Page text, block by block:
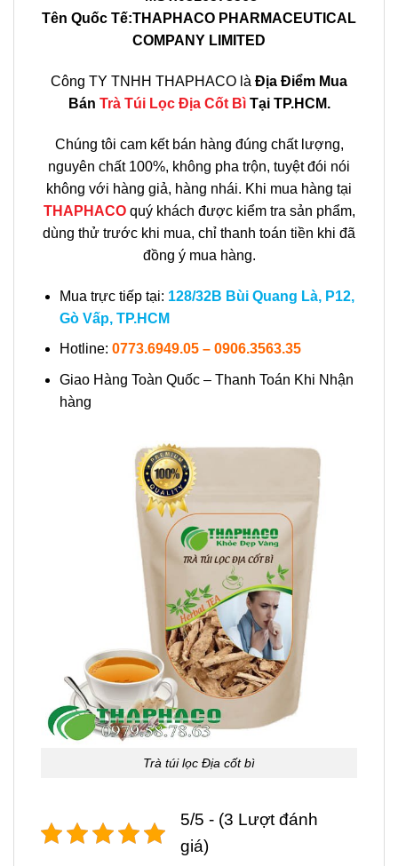
Tên Quốc Tế:THAPHACO PHARMACEUTICAL
COMPANY LIMITED
Công TY TNHH THAPHACO là Địa Điểm Mua
Bán Trà Túi Lọc Địa Cốt BìTại TP.HCM.
Chúng tôi cam kết bán hàng đúng chất lượng,
nguyên chất 100%, không pha trộn, tuyệt đói nói
không với hàng giả, hàng nhái. Khi mua hàng tại
THAPHACOquý khách được kiểm tra sản phẩm,
dùng thử trước khi mua, chỉ thanh toán tiền khi đã
đồng ý mua hàng.
Mua trực tiếp tại: 128/32B Bùi Quang Là, P12,
Gò Vấp, TP.HCM
Hotline: 0773.6949.05 – 0906.3563.35
Giao Hàng Toàn Quốc – Thanh Toán Khi Nhận
hàng
Trà túi lọc Địa cốt bì
5/5 - (3 Lượt đánh
giá)